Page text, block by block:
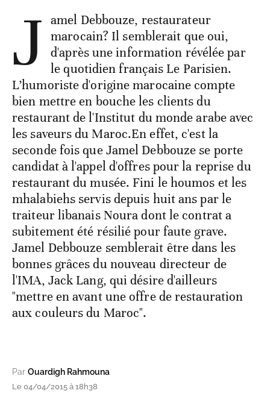
J amel Debbouze, restaurateur
marocain? Il semblerait que oui,
d'après une information révélée par
le quotidien français Le Parisien.
L’humoriste d'origine marocaine compte
bien mettre en bouche les clients du
restaurant de l'Institut du monde arabe avec
les saveurs du Maroc.En effet, c'est la
seconde fois que Jamel Debbouze se porte
candidat à l'appel d'offres pour la reprise du
restaurant du musée. Fini le houmos et les
mhalabiehs servis depuis huit ans par le
traiteur libanais Noura dont le contrat a
subitement été résilié pour faute grave.
Jamel Debbouze semblerait être dans les
bonnes grâces du nouveau directeur de
l'IMA, Jack Lang, qui désire d'ailleurs
"mettre en avant une offre de restauration
aux couleurs du Maroc".
Par Ouardigh Rahmouna
Le 04/04/2015 à 18h38